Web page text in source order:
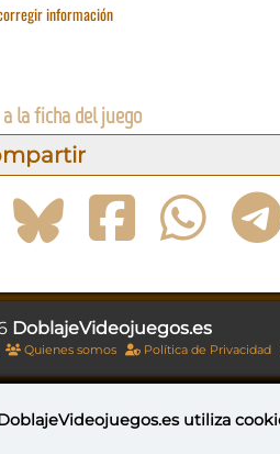
información
la ficha del juego
DoblajeVideojuegos.es
Quienes somos Política de Privacidad
utiliza